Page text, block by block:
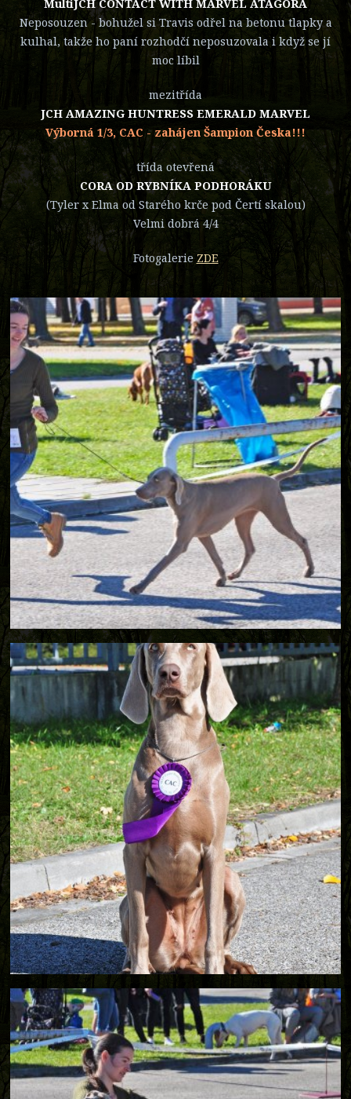
MultiJCH CONTACT WITH MARVEL ATAGORA
Neposouzen - bohužel si Travis odřel na betonu tlapky a
kulhal, takže ho paní rozhodčí neposuzovala i když se jí
moc líbil
mezitřída
JCH AMAZING HUNTRESS EMERALD MARVEL
Výborná 1/3, CAC - zahájen Šampion Česka!!!
třída otevřená
CORA OD RYBNÍKA PODHORÁKU
(Tyler x Elma od Starého krče pod Čertí skalou)
Velmi dobrá 4/4
Fotogalerie ZDE